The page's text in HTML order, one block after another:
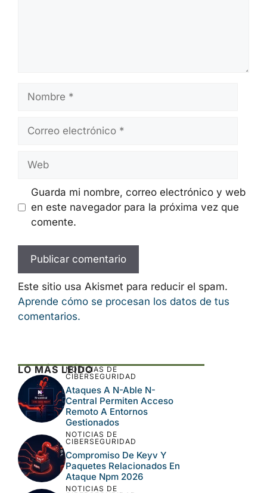
Nombre
electrónico
Guarda mi nombre, correo electrónico y
web en este navegador para la próxima
Este sitio usa Akismet para reducir el spam.
Aprende cómo se procesan los datos de tus
comentarios.
LO MÁS LEÍDO
NOTICIAS DE
CIBERSEGURIDAD